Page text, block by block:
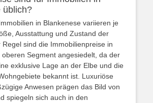
üblich?
in Blankenese variieren je
Ausstattung und Zustand der
sind die Immobilienpreise in
oberen Segment angesiedelt, da der
exklusive Lage an der Elbe und die
bekannt ist. Luxuriöse
Anwesen prägen das Bild von
spiegeln sich auch in den